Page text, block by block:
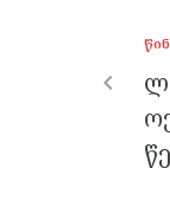
o
o
k